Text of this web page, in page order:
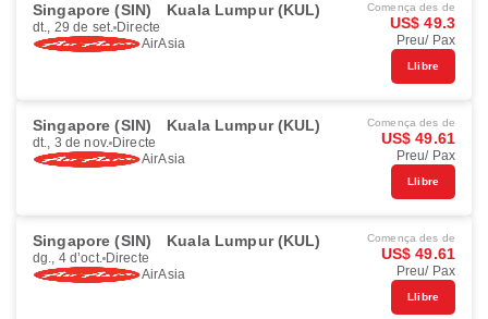
Singapore (SIN) Kuala Lumpur (KUL)
dt., 29 de set. Directe
AirAsia
Comença des de
US$ 49.3
Preu/ Pax
Llibre
Singapore (SIN) Kuala Lumpur (KUL)
dt., 3 de nov. Directe
AirAsia
Comença des de
US$ 49.61
Preu/ Pax
Llibre
Singapore (SIN) Kuala Lumpur (KUL)
dg., 4 d’oct. Directe
AirAsia
Comença des de
US$ 49.61
Preu/ Pax
Llibre